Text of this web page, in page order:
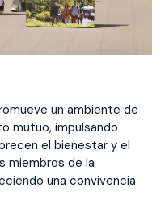
un ambiente de
mutuo, impulsando
el bienestar y el
miembros de la
una convivencia